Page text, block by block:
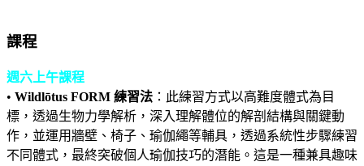
課程
週六上午課程
• Wildlōtus FORM 練習法 ：此練習方式以高難度體式為目
標，透過生物力學解析，深入理解體位的解剖結構與關鍵動
作，並運用牆壁、椅子、瑜伽繩等輔具，透過系統性步驟練習
不同體式，最終突破個人瑜伽技巧的潛能。這是一種兼具趣味